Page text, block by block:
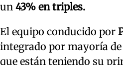
un 43% en triples.
El equipo conducido por
integrado por mayoría
que están teniendo su